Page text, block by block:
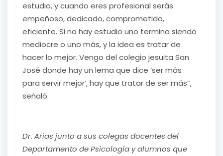
estudio, y cuando eres profesional serás
empeñoso, dedicado, comprometido,
eficiente. Si no hay estudio uno termina siendo
mediocre o uno más, y la idea es tratar de
hacer lo mejor. Vengo del colegio jesuita San
José donde hay un lema que dice ‘ser más
para servir mejor’, hay que tratar de ser más”,
señaló.
Dr. Arias junto a sus colegas docentes del
Departamento de Psicología y alumnos que